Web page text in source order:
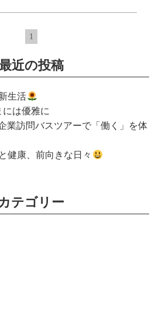
1
近の投稿
生活
には優雅に
業訪問バスツアーで「働く」を体
健康、前向きな日々
テゴリー